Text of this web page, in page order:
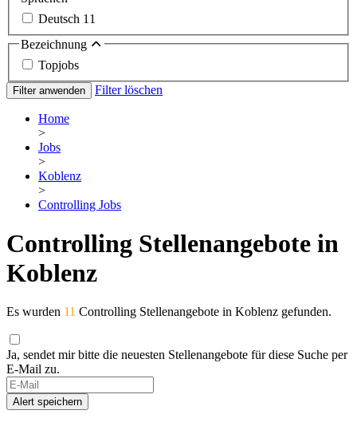
Deutsch 11
Bezeichnung
Topjobs
Filter anwenden Filter löschen
Home
>
Jobs
>
Koblenz
>
Controlling Jobs
Controlling Stellenangebote in
Koblenz
Es wurden 11 Controlling Stellenangebote in Koblenz gefunden.
Ja, sendet mir bitte die neuesten Stellenangebote für diese Suche per
E-Mail zu.
Alert speichern